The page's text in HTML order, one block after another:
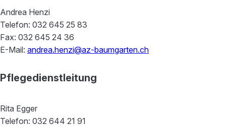
Andrea Henzi
Telefon: 032 645 25 83
Fax: 032 645 24 36
E-Mail: andrea.henzi@az-baumgarten.ch
Pflegedienstleitung
Rita Egger
Telefon: 032 644 21 91